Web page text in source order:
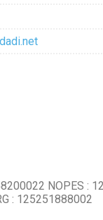
NOPES :
: 125251888002